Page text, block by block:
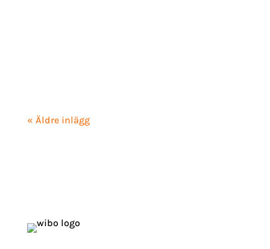
« Äldre inlägg